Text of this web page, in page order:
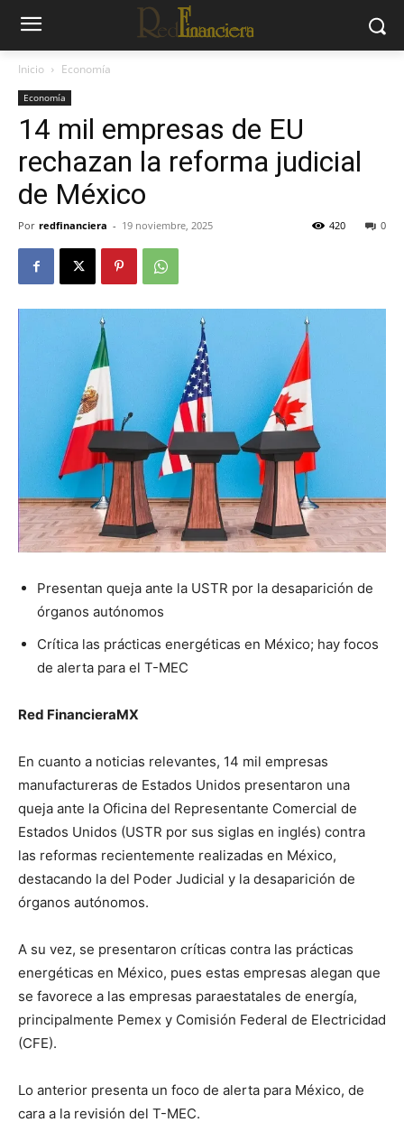
Inicio Economía
Economía
14 mil empresas de EU
rechazan la reforma judicial
de México
Por redfinanciera - 19 noviembre, 2025 0
420
Presentan queja ante la USTR por la desaparición de
órganos autónomos
Crítica las prácticas energéticas en México; hay focos
de alerta para el T-MEC
Red FinancieraMX
En cuanto a noticias relevantes, 14 mil empresas
manufactureras de Estados Unidos presentaron una
queja ante la Oficina del Representante Comercial de
Estados Unidos (USTR por sus siglas en inglés) contra
las reformas recientemente realizadas en México,
destacando la del Poder Judicial y la desaparición de
órganos autónomos.
A su vez, se presentaron críticas contra las prácticas
energéticas en México, pues estas empresas alegan que
se favorece a las empresas paraestatales de energía,
principalmente Pemex y Comisión Federal de Electricidad
(CFE).
Lo anterior presenta un foco de alerta para México, de
cara a la revisión del T-MEC.